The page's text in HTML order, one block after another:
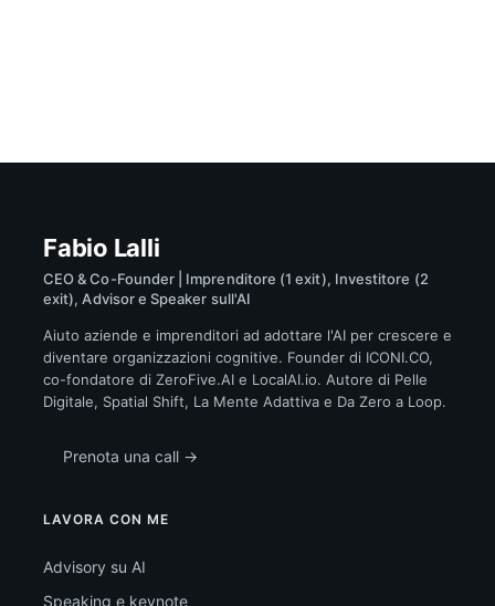
Fabio Lalli
CEO & Co-Founder | Imprenditore (1 exit), Investitore (2
exit), Advisor e Speaker sull'AI
Aiuto aziende e imprenditori ad adottare l'AI per crescere e
diventare organizzazioni cognitive. Founder di ICONI.CO,
co-fondatore di ZeroFive.AI e LocalAI.io. Autore di Pelle
Digitale, Spatial Shift, La Mente Adattiva e Da Zero a Loop.
Prenota una call →
LAVORA CON ME
Advisory su AI
Speaking e keynote